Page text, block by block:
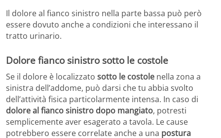
Il dolore al fianco sinistro nella parte bassa può però
essere dovuto anche a condizioni che interessano il
tratto urinario.
Dolore fianco sinistro sotto le costole
Se il dolore è localizzato sotto le costole nella zona a
sinistra dell’addome, può darsi che tu abbia svolto
dell’attività fisica particolarmente intensa. In caso di
dolore al fianco sinistro dopo mangiato, potresti
semplicemente aver esagerato a tavola. Le cause
potrebbero essere correlate anche a una postura